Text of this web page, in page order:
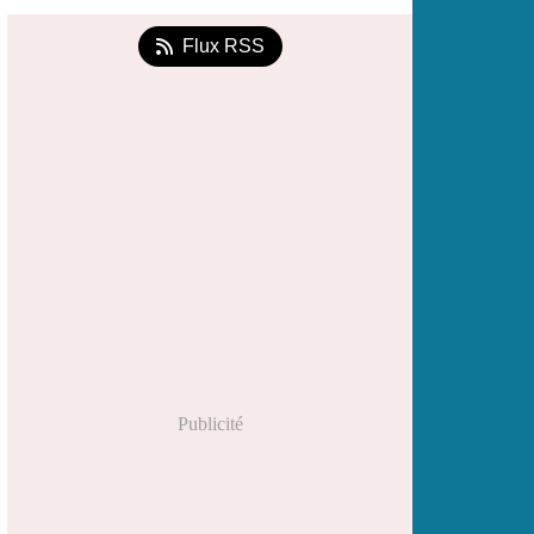
Flux RSS
Publicité